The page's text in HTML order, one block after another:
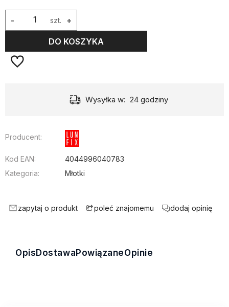
szt. +
-
DO KOSZYKA
Wysyłka w: 24 godziny
Producent:
Kod EAN:
4044996040783
Kategoria:
Młotki
zapytaj o produkt poleć znajomemu dodaj opinię
OpisDostawaPowiązaneOpinie